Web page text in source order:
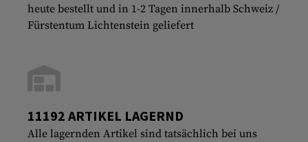
heute bestellt und in 1-2 Tagen innerhalb Schweiz /
Fürstentum Lichtenstein geliefert
11192 ARTIKEL LAGERND
Alle lagernden Artikel sind tatsächlich bei uns